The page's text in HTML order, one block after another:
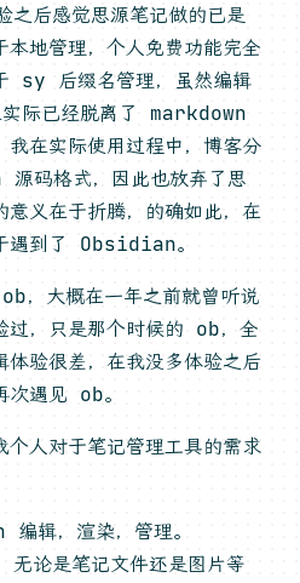
window)
之后感觉思源笔记做的已是
本地管理，个人免费功能完全
sy 后缀名管理，虽然编辑
际已经脱离了 markdown
我在实际使用过程中，博客分
码格式，因此也放弃了思
意义在于折腾，的确如此，在
遇到了 Obsidian。
，大概在一年之前就曾听说
过，只是那个时候的 ob，全
体验很差，在我没多体验之后
次遇见 ob。
个人对于笔记管理工具的需求
辑，渲染，管理。
无论是笔记文件还是图片等